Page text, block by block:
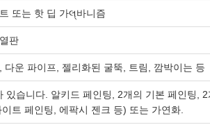
또는 핫 딥 가લ્바니즘
판
다운 파이프, 젤리화된 굴뚝, 트림, 깜박이는 등
있습니다. 알키드 페인팅, 2개의 기본 페인팅,
트 페인팅, 에팍시 젠크 등) 또는 가연화.